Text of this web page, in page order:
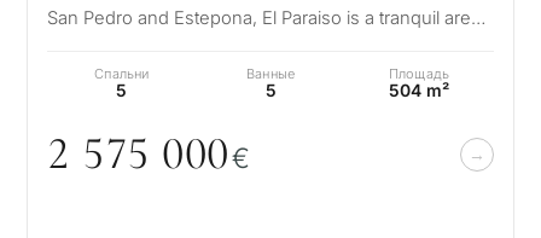
San Pedro and Estepona, El Paraiso is a tranquil area
Спальни
5
Ванные
5
Площадь
504 m²
2 575 000€